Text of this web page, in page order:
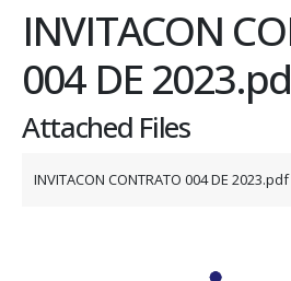
INVITACON
004 DE
Attached Files
INVITACON CONTRATO 004 DE 2023.pdf